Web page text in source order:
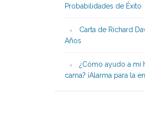
Probabilidades de Éxito
Carta de Richard
Años
¿Cómo ayudo a mi
cama? ¡Alarma para la